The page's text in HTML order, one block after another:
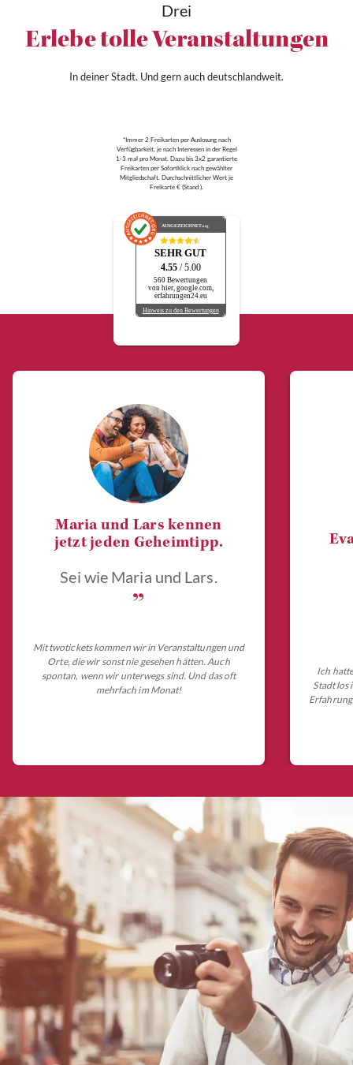
Drei
Erlebe tolle Veranstaltungen
In deiner Stadt. Und gern auch deutschlandweit.
*Immer 2 Freikarten per Auslosung nach
Verfügbarkeit, je nach Interessen in der Regel
1-3 mal pro Monat. Dazu bis 3x2 garantierte
Freikarten per Sofortklick nach gewählter
Mitgliedschaft. Durchschnittlicher Wert je
Freikarte € (Stand ).
AUSGEZEICHNET.org
SEHR GUT
4.55 / 5.00
560 Bewertungen
von hier, google.com,
erfahrungen24.eu
Hinweis zu den Bewertungen
Maria und Lars kennen
jetzt jeden Geheimtipp.
Sei wie Maria und Lars.
„
Mit twotickets kommen wir in Veranstaltungen und
Orte, die wir sonst nie gesehen hätten. Auch
spontan, wenn wir unterwegs sind. Und das oft
mehrfach im Monat!
Ich
Stadt los